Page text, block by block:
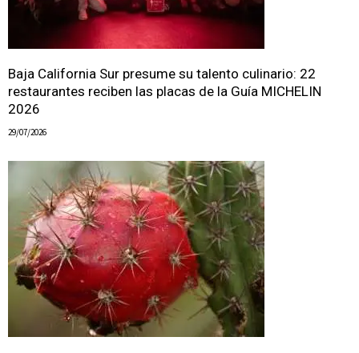
Baja California Sur presume su talento culinario: 22
restaurantes reciben las placas de la Guía MICHELIN
2026
29/07/2026